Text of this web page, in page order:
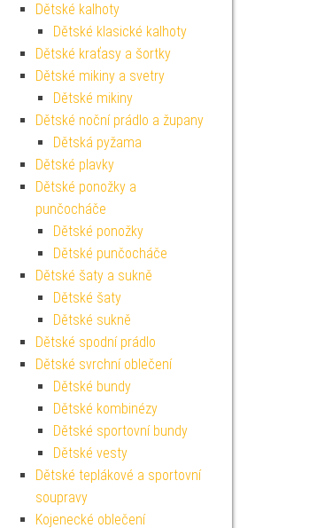
Dětské kalhoty
Dětské klasické kalhoty
Dětské kraťasy a šortky
Dětské mikiny a svetry
Dětské mikiny
Dětské noční prádlo a župany
Dětská pyžama
Dětské plavky
Dětské ponožky a
punčocháče
Dětské ponožky
Dětské punčocháče
Dětské šaty a sukně
Dětské šaty
Dětské sukně
Dětské spodní prádlo
Dětské svrchní oblečení
Dětské bundy
Dětské kombinézy
Dětské sportovní bundy
Dětské vesty
Dětské teplákové a sportovní
soupravy
Kojenecké oblečení